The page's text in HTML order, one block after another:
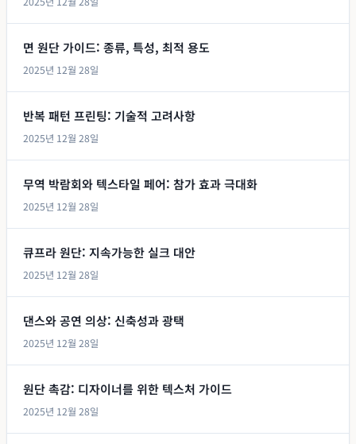
면 원단 가이드: 종류, 특성, 최적 용도
2025년 12월 28일
반복 패턴 프린팅: 기술적 고려사항
2025년 12월 28일
무역 박람회와 텍스타일 페어: 참가 효과 극대화
2025년 12월 28일
큐프라 원단: 지속가능한 실크 대안
2025년 12월 28일
댄스와 공연 의상: 신축성과 광택
2025년 12월 28일
원단 촉감: 디자이너를 위한 텍스처 가이드
2025년 12월 28일